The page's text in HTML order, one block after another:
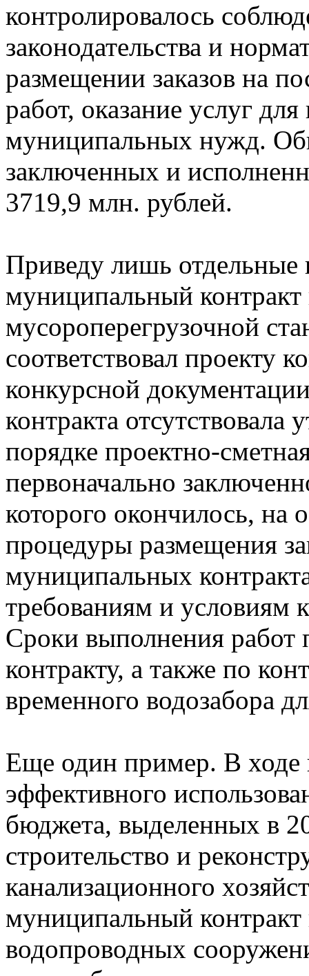
контролировалось
законодательства и
размещении заказов на
работ, оказание услуг
муниципальных нужд.
заключенных и
3719,9 млн. рублей.
Приведу лишь
муниципальный контракт
мусороперегрузочной
соответствовал проекту
конкурсной
контракта отсутствовала
порядке проектно-
первоначально
которого окончилось, на
процедуры размещения
муниципальных
требованиям и условиям
Сроки выполнения работ
контракту, а также по
временного водозабора
Еще один пример. В ходе
эффективного
бюджета, выделенных в
строительство и
канализационного
муниципальный
водопроводных